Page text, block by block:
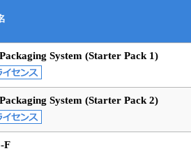
System (Starter Pack 1)
System (Starter Pack 2)
F